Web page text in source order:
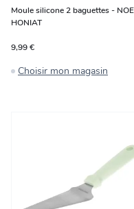
Moule silicone 2 baguettes -
HONIAT
9,99 €
Choisir mon magasin